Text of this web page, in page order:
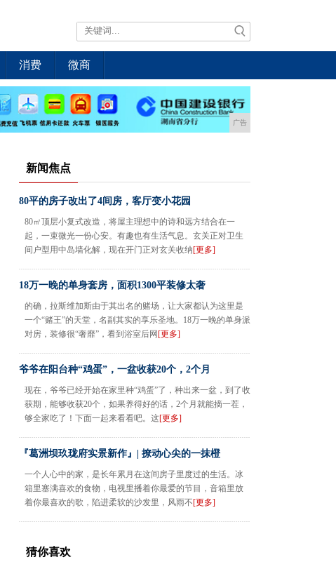
消费 微商
广告
新闻焦点
80平的房子改出了4间房，客厅变小花园
80㎡顶层小复式改造，将屋主理想中的诗和远方结合在一
起，一束微光一份心安。有趣也有生活气息。玄关正对卫生
间户型用中岛墙化解，现在开门正对玄关收纳[更多]
18万一晚的单身套房，面积1300平装修太奢
的确，拉斯维加斯由于其出名的赌场，让大家都认为这里是
一个“赌王”的天堂，名副其实的享乐圣地。18万一晚的单身派
对房，装修很“奢靡”，看到浴室后网 [更多]
爷爷在阳台种“鸡蛋”，一盆收获20个，2个月
现在，爷爷已经开始在家里种“鸡蛋”了，种出来一盆，到了收
获期，能够收获20个，如果养得好的话，2个月就能摘一茬，
够全家吃了！下面一起来看看吧。这[更多]
『葛洲坝玖珑府实景新作』| 撩动心尖的一抹橙
一个人心中的家，是长年累月在这间房子里度过的生活。冰
箱里塞满喜欢的食物，电视里播着你最爱的节目，音箱里放
着你最喜欢的歌，陷进柔软的沙发里，风雨不[更多]
猜你喜欢